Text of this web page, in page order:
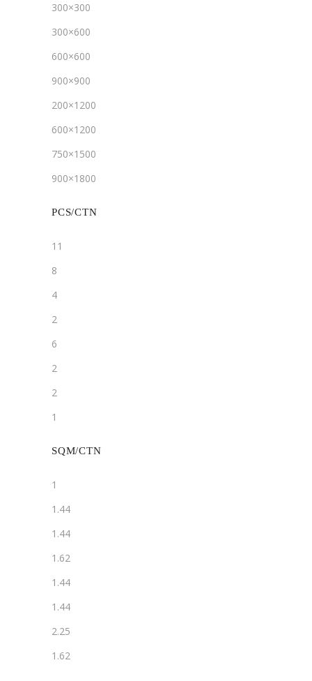
300×300
300×600
600×600
900×900
200×1200
600×1200
750×1500
900×1800
PCS/CTN
11
8
4
2
6
2
2
1
SQM/CTN
1
1.44
1.44
1.62
1.44
1.44
2.25
1.62